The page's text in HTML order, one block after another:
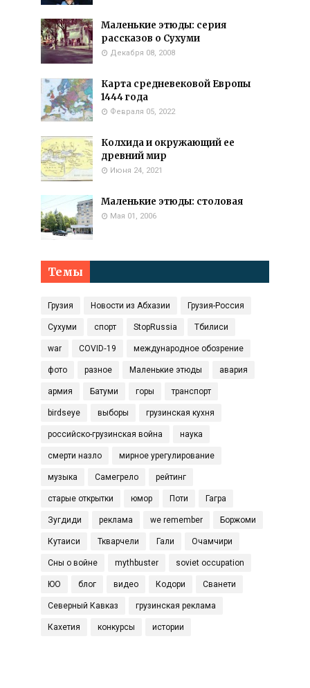
Маленькие этюды: серия
рассказов о Сухуми
Декабря 08, 2008
Карта средневековой Европы
1444 года
Февраля 05, 2022
Колхида и окружающий ее
древний мир
Июня 24, 2021
Маленькие этюды: столовая
Мая 01, 2006
Темы
Грузия Новости из Абхазии Грузия-Россия
Сухуми спорт StopRussia Тбилиси
war COVID‑19 международное обозрение
фото разное Маленькие этюды авария
армия Батуми горы транспорт
birdseye выборы грузинская кухня
российско-грузинская война наука
смерти назло мирное урегулирование
музыка Самегрело рейтинг
старые открытки юмор Поти Гагра
Зугдиди реклама we remember Боржоми
Кутаиси Ткварчели Гали Очамчири
Сны о войне mythbuster soviet occupation
ЮО блог видео Кодори Сванети
Северный Кавказ грузинская реклама
Кахетия конкурсы истории